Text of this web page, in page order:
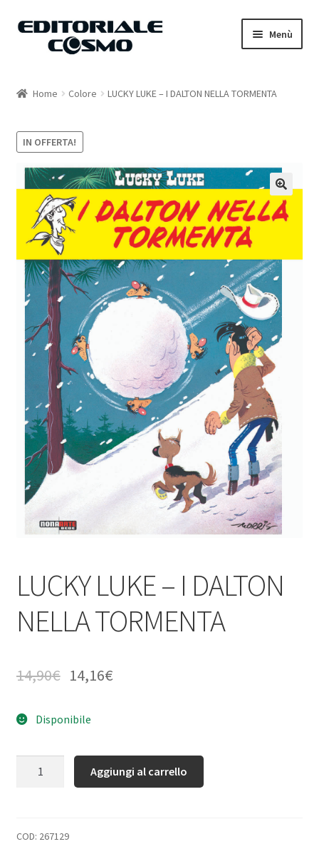
Vai
Vai
Menù
Carrello
Il mio account
Home Colore LUCKY LUKE – I DALTON NELLA TORMENTA
IN OFFERTA!
LUCKY LUKE – I DALTON
NELLA TORMENTA
14,90€ 14,16€
Disponibile
Aggiungi al carrello
COD: 267129